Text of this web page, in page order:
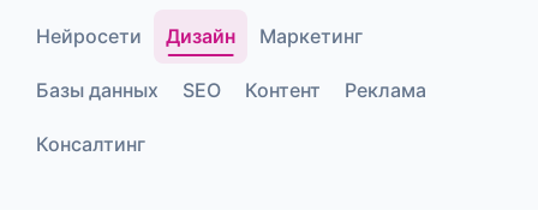
Нейросети Дизайн Маркетинг
Базы данных SEO Контент Реклама
Консалтинг